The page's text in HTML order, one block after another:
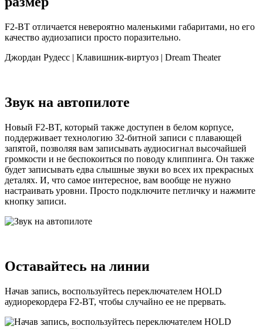
F2-BT отличается невероятно маленькими габаритами, но его
качество аудиозаписи просто поразительно.
Джордан Рудесс | Клавишник-виртуоз | Dream Theater
Звук на автопилоте
Новый F2-BT, который также доступен в белом корпусе,
поддерживает технологию 32-битной записи с плавающей
запятой, позволяя вам записывать аудиосигнал высочайшей
громкости и не беспокоиться по поводу клиппинга. Он также
будет записывать едва слышные звуки во всех их прекрасных
деталях. И, что самое интересное, вам вообще не нужно
настраивать уровни. Просто подключите петличку и нажмите
кнопку записи.
Оставайтесь на линии
Начав запись, воспользуйтесь переключателем HOLD
аудиорекордера F2-BT, чтобы случайно ее не прервать.